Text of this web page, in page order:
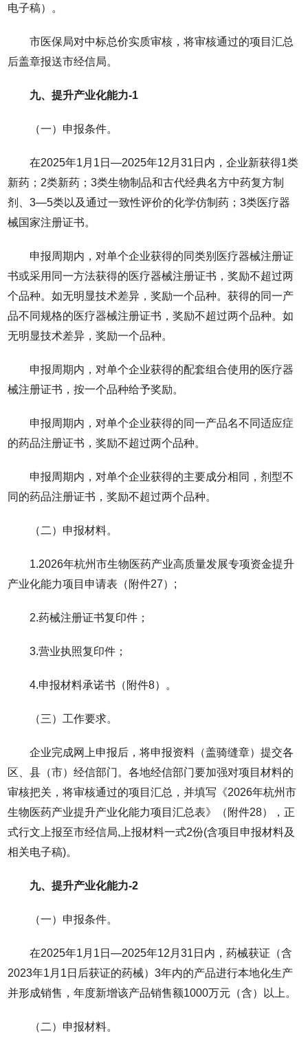
电子稿）。
市医保局对中标总价实质审核，将审核通过的项目汇总
后盖章报送市经信局。
九、提升产业化能力-1
（一）申报条件。
在2025年1月1日—2025年12月31日内，企业新获得1类
新药；2类新药；3类生物制品和古代经典名方中药复方制
剂、3—5类以及通过一致性评价的化学仿制药；3类医疗器
械国家注册证书。
申报周期内，对单个企业获得的同类别医疗器械注册证
书或采用同一方法获得的医疗器械注册证书，奖励不超过两
个品种。如无明显技术差异，奖励一个品种。获得的同一产
品不同规格的医疗器械注册证书，奖励不超过两个品种。如
无明显技术差异，奖励一个品种。
申报周期内，对单个企业获得的配套组合使用的医疗器
械注册证书，按一个品种给予奖励。
申报周期内，对单个企业获得的同一产品名不同适应症
的药品注册证书，奖励不超过两个品种。
申报周期内，对单个企业获得的主要成分相同，剂型不
同的药品注册证书，奖励不超过两个品种。
（二）申报材料。
1.2026年杭州市生物医药产业高质量发展专项资金提升
产业化能力项目申请表（附件27）;
2.药械注册证书复印件；
3.营业执照复印件；
4.申报材料承诺书（附件8）。
（三）工作要求。
企业完成网上申报后，将申报资料（盖骑缝章）提交各
区、县（市）经信部门。各地经信部门要加强对项目材料的
审核把关，将审核通过的项目汇总，并填写《2026年杭州市
生物医药产业提升产业化能力项目汇总表》（附件28），正
式行文上报至市经信局,上报材料一式2份(含项目申报材料及
相关电子稿)。
九、提升产业化能力-2
（一）申报条件。
在2025年1月1日—2025年12月31日内，药械获证（含
2023年1月1日后获证的药械）3年内的产品进行本地化生产
并形成销售，年度新增该产品销售额1000万元（含）以上。
（二）申报材料。